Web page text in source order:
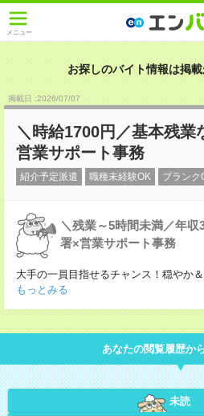
メニュー
お探しのバイト情報は掲載
掲載日 :2026/07/07
＼時給1700円／基本残業
営業サポート事務
紹介予定派遣 職種未経験OK ブランク
＼残業～5時間未満／年
署×営業サポート事務
大手の一員目指せるチャンス！穏やか
もっとみる
あなたの閲覧履歴か
未読